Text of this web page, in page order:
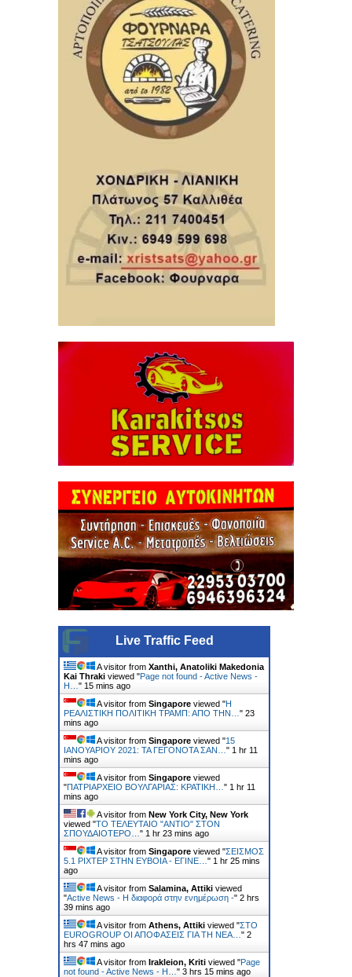
Live Traffic Feed
A visitor from Xanthi, Anatoliki Makedonia
Kai Thraki viewed "Page not found - Active News -
Η… " 15 mins ago
A visitor from Singapore viewed "Η
ΡΕΑΛΙΣΤΙΚΗ ΠΟΛΙΤΙΚΗ ΤΡΑΜΠ: ΑΠΟ ΤΗΝ… " 23
mins ago
A visitor from Singapore viewed "15
ΙΑΝΟΥΑΡΙΟΥ 2021: ΤΑ ΓΕΓΟΝΟΤΑ ΣΑΝ… " 1 hr 11
mins ago
A visitor from Singapore viewed
"ΠΑΤΡΙΑΡΧΕΙΟ ΒΟΥΛΓΑΡΙΑΣ: ΚΡΑΤΙΚΗ… " 1 hr 11
mins ago
A visitor from New York City, New York
viewed "ΤΟ ΤΕΛΕΥΤΑΙΟ "ΑΝΤΙΟ" ΣΤΟΝ
ΣΠΟΥΔΑΙΟΤΕΡΟ… " 1 hr 23 mins ago
A visitor from Singapore viewed "ΣΕΙΣΜΟΣ
5.1 ΡΙΧΤΕΡ ΣΤΗΝ ΕΥΒΟΙΑ - ΕΓΙΝΕ… " 1 hr 25 mins
ago
A visitor from Salamina, Attiki viewed
"Active News - Η διαφορά στην ενημέρωση -" 2 hrs
39 mins ago
A visitor from Athens, Attiki viewed "ΣΤΟ
EUROGROUP ΟΙ ΑΠΟΦΑΣΕΙΣ ΓΙΑ ΤΗ ΝΕΑ… " 2
hrs 47 mins ago
A visitor from Irakleion, Kriti viewed "Page
not found - Active News - Η… " 3 hrs 15 mins ago